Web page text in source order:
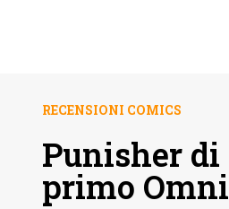
RECENSIONI COMICS
Punisher di
primo